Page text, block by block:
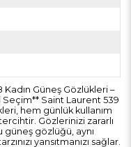
Kadın Güneş Gözlükleri –
Seçim** Saint Laurent 539
hem günlük kullanım
Gözlerinizi zararlı
güneş gözlüğü, aynı
yansıtmanızı sağlar.